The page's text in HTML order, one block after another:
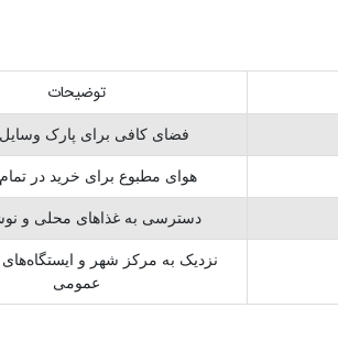
توضیحات
فضای کافی برای پارک وسایل
هوای مطبوع برای خرید در
دسترسی به غذاهای محلی و
نزدیک به مرکز شهر و
عمومی